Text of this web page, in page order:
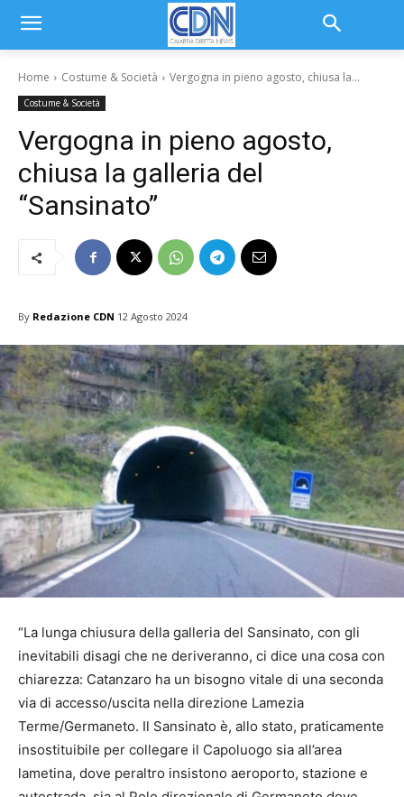
Home Costume & Società Vergogna in pieno agosto, chiusa la...
Costume & Società
Vergogna in pieno agosto,
chiusa la galleria del
“Sansinato”
By Redazione CDN 12 Agosto 2024
“La lunga chiusura della galleria del Sansinato, con gli
inevitabili disagi che ne deriveranno, ci dice una cosa con
chiarezza: Catanzaro ha un bisogno vitale di una seconda
via di accesso/uscita nella direzione Lamezia
Terme/Germaneto. Il Sansinato è, allo stato, praticamente
insostituibile per collegare il Capoluogo sia all’area
lametina, dove peraltro insistono aeroporto, stazione e